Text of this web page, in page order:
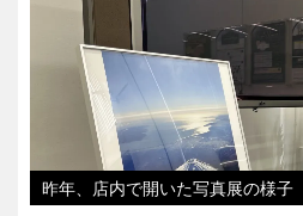
昨年、店内で開いた写真展の様子